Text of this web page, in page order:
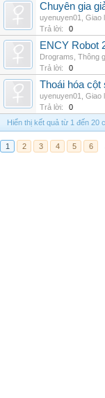
Chuyên gia
uyenuyen01
Giao
Trả lời:
0
ENCY Robot
Drograms Thông
Trả lời:
0
Thoái hóa
uyenuyen01
Giao
Trả lời:
0
Hiển thị kết quả từ 1 đến 20
1 2 3 4 5 6